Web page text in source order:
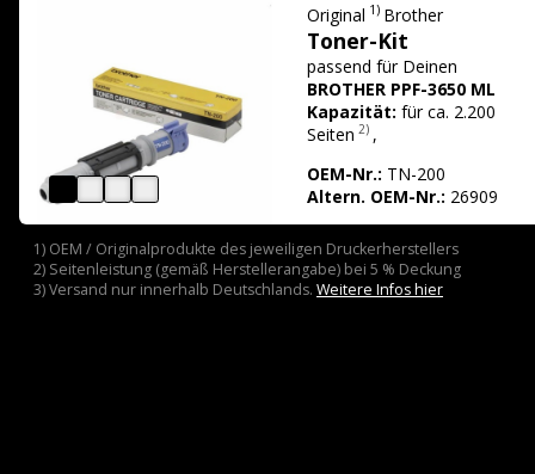
Original 1) Brother
Toner-Kit
passend für Deinen
BROTHER PPF-3650 ML
Kapazität: für ca. 2.200
Seiten 2) ,
OEM-Nr.: TN-200
Altern. OEM-Nr.: 26909
1) OEM / Originalprodukte des jeweiligen Druckerherstellers
2) Seitenleistung (gemäß Herstellerangabe) bei 5 % Deckung
3) Versand nur innerhalb Deutschlands. Weitere Infos hier